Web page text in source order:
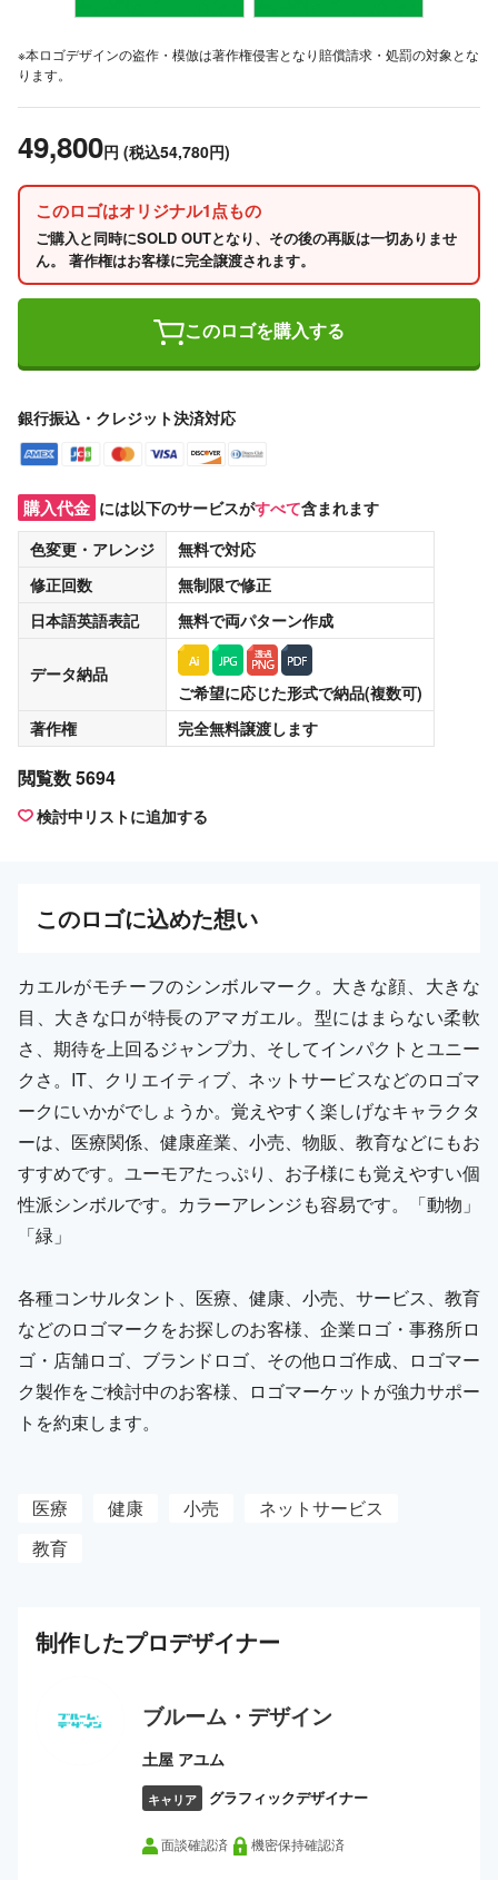
※本ロゴデザインの盗作・模倣は著作権侵害となり賠償請求・処罰の対象とな
ります。
49,800円 (税込54,780円)
このロゴはオリジナル1点もの
ご購入と同時にSOLD OUTとなり、その後の再販は一切ありませ
ん。 著作権はお客様に完全譲渡されます。
このロゴを購入する
銀行振込・クレジット決済対応
購入代金 には以下のサービスがすべて含まれます
色変更・アレンジ
無料で対応
修正回数
無制限で修正
日本語英語表記
無料で両パターン作成
データ納品
ご希望に応じた形式で納品(複数可)
著作権
完全無料譲渡します
閲覧数 5694
検討中リストに追加する
このロゴに込めた想い
カエルがモチーフのシンボルマーク。大きな顔、大きな
目、大きな口が特長のアマガエル。型にはまらない柔軟
さ、期待を上回るジャンプ力、そしてインパクトとユニー
クさ。IT、クリエイティブ、ネットサービスなどのロゴマ
ークにいかがでしょうか。覚えやすく楽しげなキャラクタ
ーは、医療関係、健康産業、小売、物販、教育などにもお
すすめです。ユーモアたっぷり、お子様にも覚えやすい個
性派シンボルです。カラーアレンジも容易です。「動物」
「緑」
各種コンサルタント、医療、健康、小売、サービス、教育
などのロゴマークをお探しのお客様、企業ロゴ・事務所ロ
ゴ・店舗ロゴ、ブランドロゴ、その他ロゴ作成、ロゴマー
ク製作をご検討中のお客様、ロゴマーケットが強力サポー
トを約束します。
医療 健康 小売
ネットサービス
教育
制作したプロデザイナー
ブルーム・デザイン
土屋 アユム
キャリア グラフィックデザイナー
面談確認済 機密保持確認済